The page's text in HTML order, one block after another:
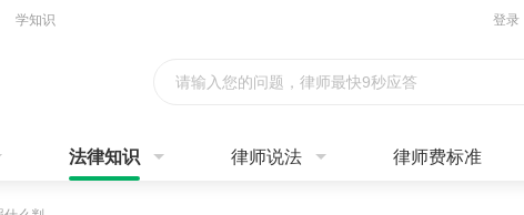
学知识 登录
请输入您的问题，律师最快9秒应答
法律知识 律师说法 律师费标准